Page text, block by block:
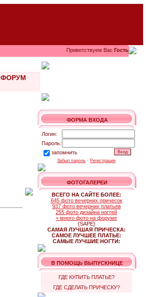
Приветствуем Вас Гость
ФОРУМ
ФОРМА ВХОДА
Логин:
Пароль:
запомнить
Забыл пароль · Регистрация
ФОТОГАЛЕРЕИ
ВСЕГО НА САЙТЕ БОЛЕЕ:
645 фото вечерних причесок
937 фото вечерних платьев
255 фото дизайна ногтей
+ много фото на форуме
{SAPE}
САМАЯ ЛУЧШАЯ ПРИЧЕСКА:
САМОЕ ЛУЧШЕЕ ПЛАТЬЕ:
САМЫЕ ЛУЧШИЕ НОГТИ:
В ПОМОЩЬ ВЫПУСКНИЦЕ
ГДЕ КУПИТЬ ПЛАТЬЕ?
ГДЕ СДЕЛАТЬ ПРИЧЕСКУ?